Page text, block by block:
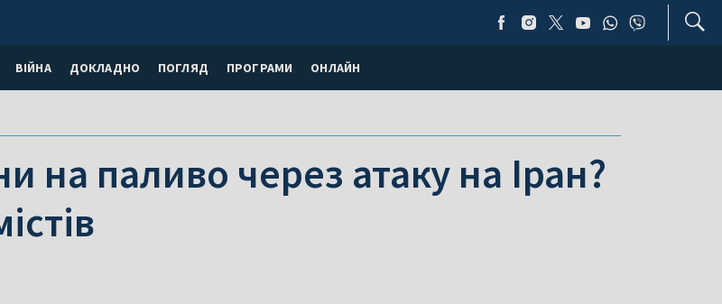
ВІЙНА ДОКЛАДНО ПОГЛЯД ПРОГРАМИ ОНЛАЙН
на паливо через атаку на Іран?